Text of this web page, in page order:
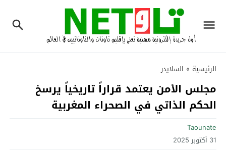
الرئيسية » السلايدر
مجلس الأمن يعتمد قراراً تاريخياً يرسخ
الحكم الذاتي في الصحراء المغربية
Taounate
31 أكتوبر 2025